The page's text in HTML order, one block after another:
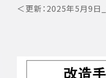
＜更新：2025年5月9日